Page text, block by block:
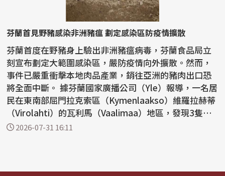
芬蘭首見野豬感染非洲豬瘟 劃定感染區防疫情擴散
芬蘭首度在野豬身上驗出非洲豬瘟病毒，芬蘭食品局立
刻宣布劃定大範圍感染區，嚴防疫情向外擴散。然而，
事件已嚴重衝擊本地肉品產業，銷往亞洲的豬肉出口恐
將全面中斷。 據芬蘭國家廣播公司（Yle）報導，一名居
民在東南部屈門拉克索區（Kymenlaakso）維羅拉赫蒂
（Virolahti）的瓦利馬（Vaalimaa）地區，發現3隻小
野...2026-07-31 16:11